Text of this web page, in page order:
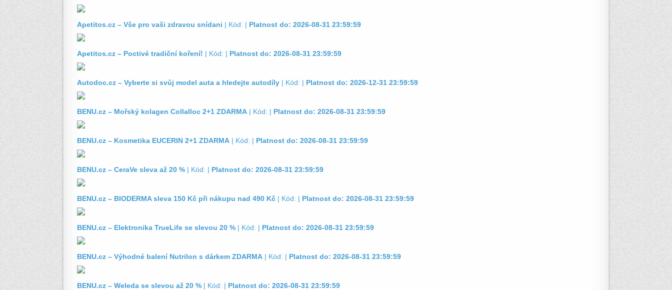
Apetitos.cz – Vše pro vaši zdravou snídani | Kód: | Platnost do: 2026-08-31 23:59:59
Apetitos.cz – Poctivé tradiční koření! | Kód: | Platnost do: 2026-08-31 23:59:59
Autodoc.cz – Vyberte si svůj model auta a hledejte autodíly | Kód: | Platnost do: 2026-12-31 23:59:59
BENU.cz – Mořský kolagen Collalloc 2+1 ZDARMA | Kód: | Platnost do: 2026-08-31 23:59:59
BENU.cz – Kosmetika EUCERIN 2+1 ZDARMA | Kód: | Platnost do: 2026-08-31 23:59:59
BENU.cz – CeraVe sleva až 20 % | Kód: | Platnost do: 2026-08-31 23:59:59
BENU.cz – BIODERMA sleva 150 Kč při nákupu nad 490 Kč | Kód: | Platnost do: 2026-08-31 23:59:59
BENU.cz – Elektronika TrueLife se slevou 20 % | Kód: | Platnost do: 2026-08-31 23:59:59
BENU.cz – Výhodné balení Nutrilon s dárkem ZDARMA | Kód: | Platnost do: 2026-08-31 23:59:59
BENU.cz – Weleda se slevou až 20 % | Kód: | Platnost do: 2026-08-31 23:59:59